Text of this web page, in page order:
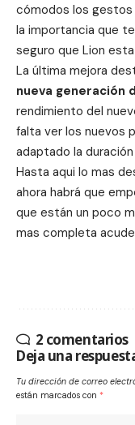
cómodos los
la importancia que
seguro que Lion
La última mejora
nueva generación
rendimiento del
falta ver los nuevos
adaptado la
Hasta aqui lo mas
ahora habrá que
que están un poco
mas completa
2 comentarios
Deja una
Tu dirección de correo
están marcados con *